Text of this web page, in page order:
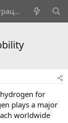
Регистрация
for
plays a major
worldwide